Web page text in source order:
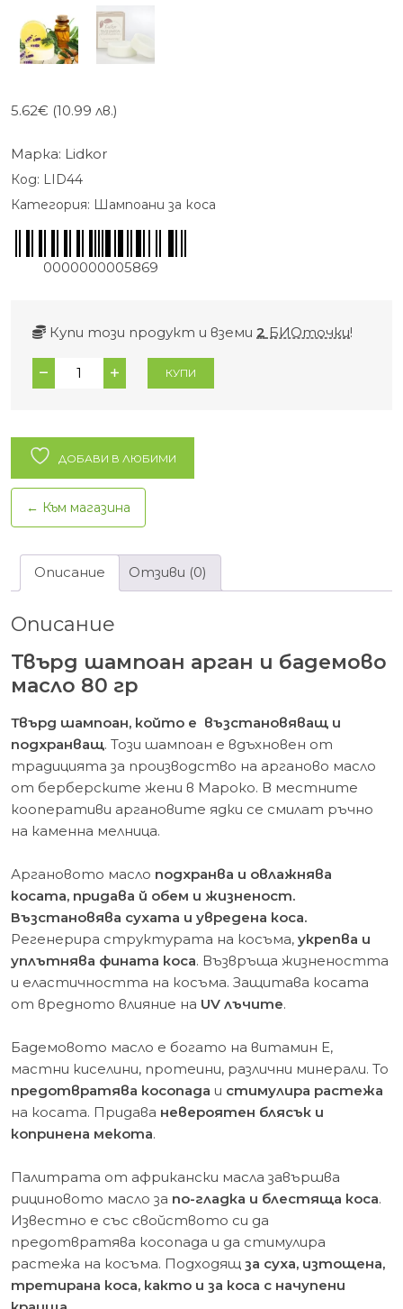
5.62€ (10.99 лв.)
Марка: Lidkor
Код: LID44
Категория: Шампоани за коса
0000000005869
Купи този продукт и вземи 2 БИОточки!
количество
за
арган
и
КУПИ
ДОБАВИ В ЛЮБИМИ
← Към магазина
Описание Отзиви (0)
Описание
Твърд шампоан арган и бадемово
масло 80 гр
Твърд шампоан, който е възстановяващ и
подхранващ. Този шампоан е вдъхновен от
традицията за производство на арганово масло
от берберските жени в Мароко. В местните
кооперативи аргановите ядки се смилат ръчно
на каменна мелница.
Аргановото масло подхранва и овлажнява
косата, придава й обем и жизненост.
Възстановява сухата и увредена коса.
Регенерира структурата на косъма, укрепва и
уплътнява фината коса. Възвръща жизнеността
и еластичността на косъма. Защитава косата
от вредното влияние на UV лъчите.
Бадемовото масло е богато на витамин Е,
мастни киселини, протеини, различни минерали. То
предотвратява косопада и стимулира растежа
на косата. Придава невероятен блясък и
копринена мекота.
Палитрата от африкански масла завършва
рициновото масло за по-гладка и блестяща коса.
Известно е със свойството си да
предотвратява косопада и да стимулира
растежа на косъма. Подходящ за суха, изтощена,
третирана коса, както и за коса с начупени